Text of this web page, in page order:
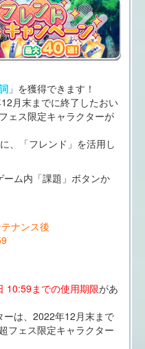
」を獲得できます！
月末までに終了したおい
ェス限定キャラクターが
、「フレンド」を活用し
ム内「課題」ボタンか
ナンス後
10:59までの使用期限があ
は、2022年12月末まで
フェス限定キャラクター